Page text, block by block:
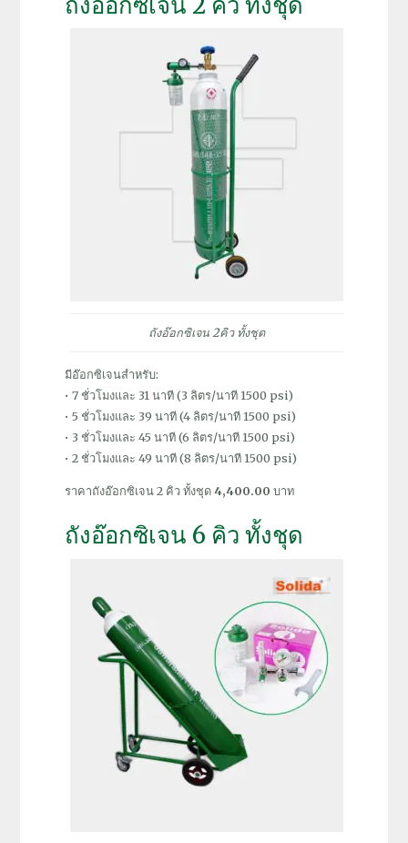
ถังอ๊อกซิเจน 2คิว ทั้งชุด
มีอ๊อกซิเจนสำหรับ:
• 7 ชั่วโมงและ 31 นาที (3 ลิตร/นาที 1500 psi)
• 5 ชั่วโมงและ 39 นาที (4 ลิตร/นาที 1500 psi)
• 3 ชั่วโมงและ 45 นาที (6 ลิตร/นาที 1500 psi)
• 2 ชั่วโมงและ 49 นาที (8 ลิตร/นาที 1500 psi)
ราคาถังอ๊อกซิเจน 2 คิว ทั้งชุด4,400.00 บาท
ถังอ๊อกซิเจน 6 คิว ทั้งชุด